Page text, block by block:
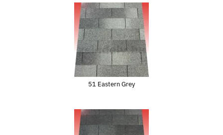
51 Eastern Grey